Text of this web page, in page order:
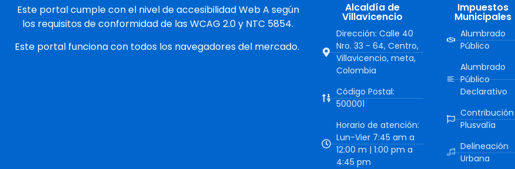
Este portal cumple con el nivel de accesibilidad Web A según
los requisitos de conformidad de las WCAG 2.0 y NTC 5854.
Este portal funciona con todos los navegadores del mercado.
Alcaldía de
Villavicencio
Dirección: Calle 40
Nro. 33 - 64, Centro,
Villavicencio, meta,
Colombia
Código Postal:
500001
Horario de atención:
Lun-Vier 7:45 am a
12:00 m | 1:00 pm a
4:45 pm
Impuestos
Municipales
Alumbrado
Público
Alumbrado
Público
Declarativo
Contribución
Plusvalía
Delineación
Urbana